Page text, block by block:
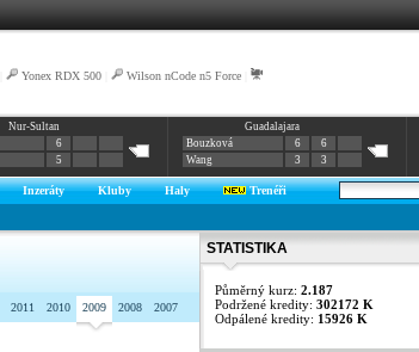
Yonex RDX 500 Wilson nCode n5 Force
Nur-Sultan
6
5
Guadalajara
Bouzková
6
6
Wang
3 3
Inzeráty Kluby Haly
Trenéři
2011 2010 2009 2008 2007
STATISTIKA
Půměrný kurz: 2.187
Podržené kredity: 302172 K
Odpálené kredity: 15926 K